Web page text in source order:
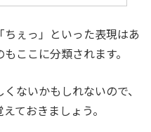
ぇっ」といった表現はあ
ここに分類されます。
ないかもしれないので、
ておきましょう。